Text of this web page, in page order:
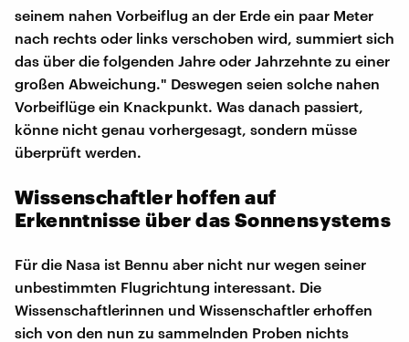
seinem nahen Vorbeiflug an der Erde ein paar Meter
nach rechts oder links verschoben wird, summiert sich
das über die folgenden Jahre oder Jahrzehnte zu einer
großen Abweichung." Deswegen seien solche nahen
Vorbeiflüge ein Knackpunkt. Was danach passiert,
könne nicht genau vorhergesagt, sondern müsse
überprüft werden.
Wissenschaftler hoffen auf
Erkenntnisse über das Sonnensystems
Für die Nasa ist Bennu aber nicht nur wegen seiner
unbestimmten Flugrichtung interessant. Die
Wissenschaftlerinnen und Wissenschaftler erhoffen
sich von den nun zu sammelnden Proben nichts